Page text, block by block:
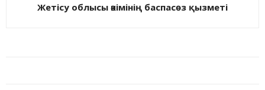
Жетісу облысы әкімінің баспасөз қызметі